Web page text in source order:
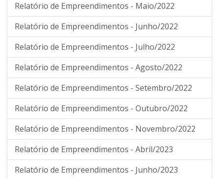
Relatório de Empreendimentos - Maio/2022
Relatório de Empreendimentos - Junho/2022
Relatório de Empreendimentos - Julho/2022
Relatório de Empreendimentos - Agosto/2022
Relatório de Empreendimentos - Setembro/2022
Relatório de Empreendimentos - Outubro/2022
Relatório de Empreendimentos - Novembro/2022
Relatório de Empreendimentos - Abril/2023
Relatório de Empreendimentos - Junho/2023